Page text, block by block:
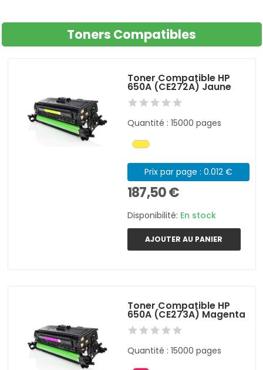
Toners Compatibles
Toner Compatible HP
650A (CE272A) Jaune
Quantité : 15000 pages
Prix par page : 0.012 €
187,50 €
Disponibilité: En stock
AJOUTER AU PANIER
Toner Compatible HP
650A (CE273A) Magenta
Quantité : 15000 pages